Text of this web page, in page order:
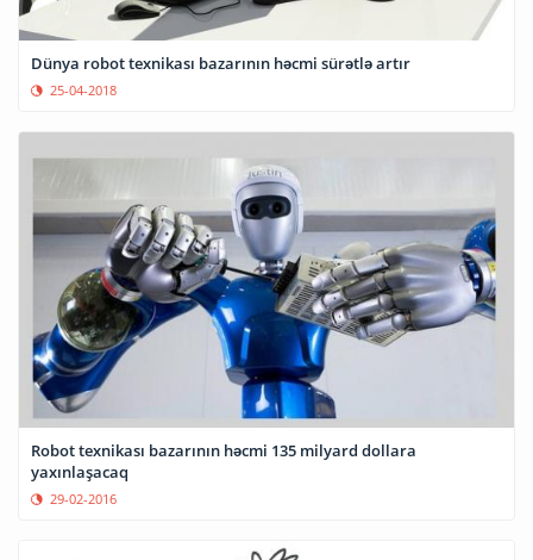
Dünya robot texnikası bazarının həcmi sürətlə artır
25-04-2018
Robot texnikası bazarının həcmi 135 milyard dollara
yaxınlaşacaq
29-02-2016